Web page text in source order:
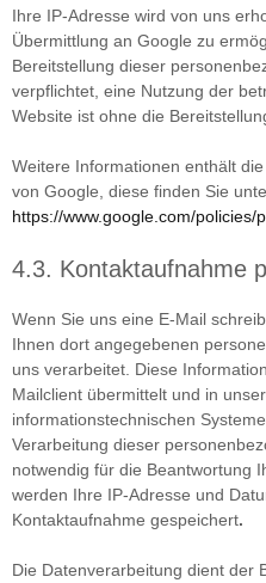
Ihre IP-Adresse wird von uns
Übermittlung an Google zu
Bereitstellung dieser
verpflichtet, eine Nutzung der
Website ist ohne die
Weitere Informationen enthält
von Google, diese finden Sie
https://www.google.com/policies/
4.3. Kontaktaufnahme
Wenn Sie uns eine E-Mail
Ihnen dort angegebenen
uns verarbeitet. Diese
Mailclient übermittelt und in
informationstechnischen
Verarbeitung dieser
notwendig für die Beantwortung
werden Ihre IP-Adresse und
Kontaktaufnahme gespeichert.
Die Datenverarbeitung dient der